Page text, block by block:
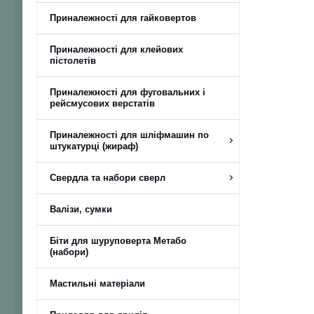
Приналежності для гайковертов
Приналежності для клейових
пістолетів
Приналежності для фуговальних і
рейсмусових верстатів
Приналежності для шліфмашин по
штукатурці (жираф)
Свердла та набори сверл
Валізи, сумки
Біти для шуруповерта Метабо
(набори)
Мастильні матеріали